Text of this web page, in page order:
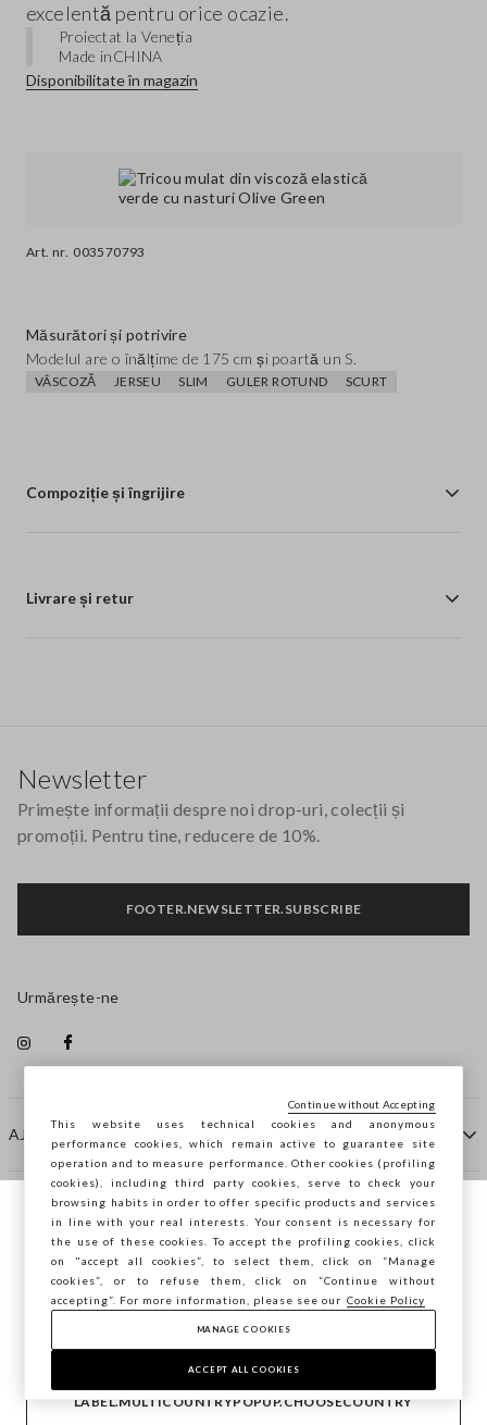
Art. nr. 003570793
excelentă pentru orice ocazie.
Proiectat la Veneția
Made inCHINA
Disponibilitate în magazin
Măsurători și potrivire
Modelul are o înălțime de 175 cm și poartă un S.
VÂSCOZĂ JERSEU SLIM GULER ROTUND SCURT
Compoziție și îngrijire
Livrare și retur
AJUTOR
COMPANIE
CONTACTE
Newsletter
Primește informații despre noi drop-uri, colecții și
promoții. Pentru tine, reducere de 10%.
FOOTER.NEWSLETTER.SUBSCRIBE
Urmărește-ne
Copyright © Ovs S.p.A. P.Iva 04240010274 - Cap. Soc.
290.923.470 -2.4.0
Navighezi pe STEFANEL Italia, vrei să
salvezi locația ta?
CONFIRMĂ
LABEL.MULTICOUNTRYPOPUP.CHOOSECOUNTRY
footer.item.country România
This website uses technical cookies and anonymous
performance cookies, which remain active to guarantee site
operation and to measure performance. Other cookies (profiling
cookies), including third party cookies, serve to check your
browsing habits in order to offer specific products and services
in line with your real interests. Your consent is necessary for
the use of these cookies. To accept the profiling cookies, click
on "accept all cookies”, to select them, click on “Manage
cookies”, or to refuse them, click on “Continue without
accepting”. For more information, please see our Cookie Policy
MANAGE COOKIES
ACCEPT ALL COOKIES
Continue without Accepting